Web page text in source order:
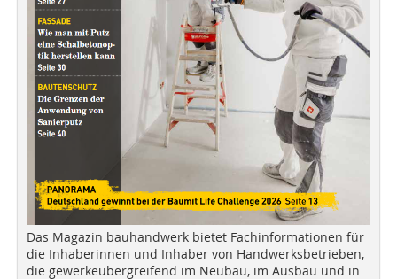
Das Magazin bauhandwerk bietet Fachinformationen für
die Inhaberinnen und Inhaber von Handwerksbetrieben,
die gewerkeübergreifend im Neubau, im Ausbau und in